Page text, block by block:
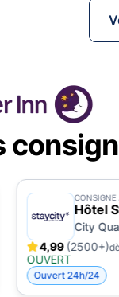
CONSIGNE
Hôtel
City
4,99(2500+)
OUVERT
Ouvert 24h/24